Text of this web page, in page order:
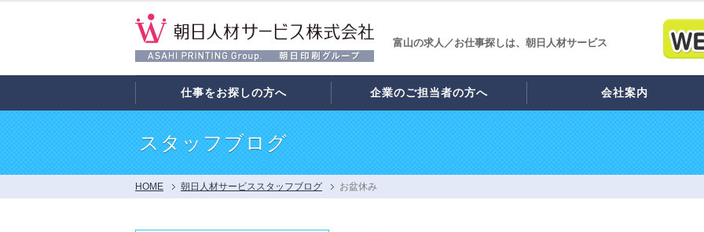
富山の求人／お仕事探しは、朝日人材サービス
仕事をお探しの方へ 企業のご担当者の方へ 会社案内
スタッフブログ
HOME 朝日人材サービススタッフブログ お盆休み